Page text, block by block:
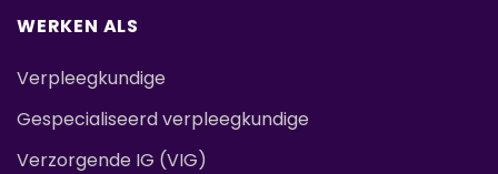
WERKEN ALS
Verpleegkundige
Gespecialiseerd verpleegkundige
Verzorgende IG (VIG)